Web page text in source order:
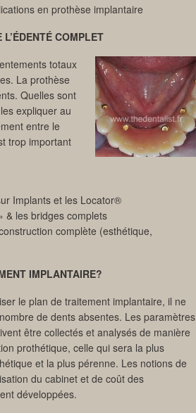
en prothèse implantaire
COMPLET
totaux
La prothèse
Quelles sont
expliquer au
entre le
trop important
Implants et les Locator®
& les bridges complets
complète (esthétique,
IMPLANTAIRE?
le plan de traitement implantaire, il ne
de dents absentes. Les paramètres
être collectés et analysés de manière
prothétique, celle qui sera la plus
et la plus pérenne. Les notions de
du cabinet et de coût des
développées.